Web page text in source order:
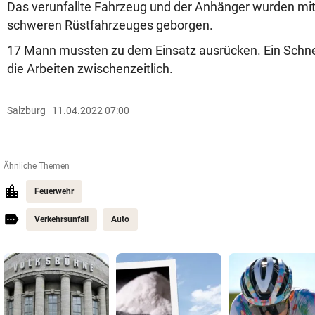
Das verunfallte Fahrzeug und der Anhänger wurden
schweren Rüstfahrzeuges geborgen.
17 Mann mussten zu dem Einsatz ausrücken. Ein
die Arbeiten zwischenzeitlich.
Salzburg 11.04.2022 07:00
Ähnliche Themen
Feuerwehr
Verkehrsunfall Auto